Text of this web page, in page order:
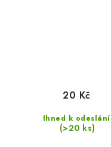
Ihned k odeslání
(>20 ks)
20 Kč